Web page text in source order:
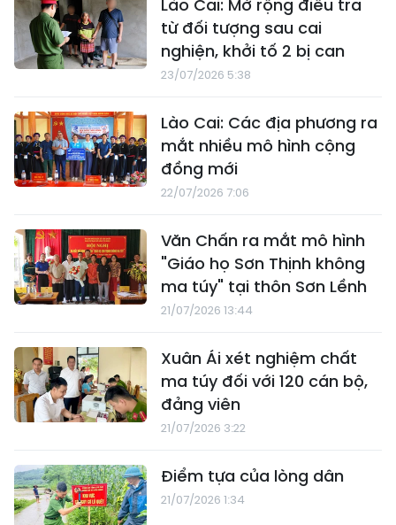
Lào Cai: Mở rộng điều tra
từ đối tượng sau cai
nghiện, khởi tố 2 bị can
23/07/2026 5:38
Lào Cai: Các địa phương ra
mắt nhiều mô hình cộng
đồng mới
22/07/2026 7:06
Văn Chấn ra mắt mô hình
"Giáo họ Sơn Thịnh không
ma túy" tại thôn Sơn Lềnh
21/07/2026 13:44
Xuân Ái xét nghiệm chất
ma túy đối với 120 cán bộ,
đảng viên
21/07/2026 3:22
Điểm tựa của lòng dân
21/07/2026 1:34